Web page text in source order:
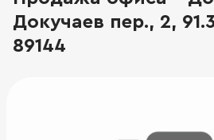
Докучаев пер., 2,
89144